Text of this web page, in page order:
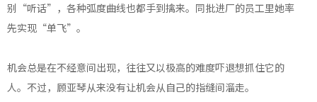
别“听话”，各种弧度曲线也都手到擒来。同批进厂的员工里她率
先实现“单飞”。
机会总是在不经意间出现，往往又以极高的难度吓退想抓住它的
人。不过，顾亚琴从来没有让机会从自己的指缝间溜走。